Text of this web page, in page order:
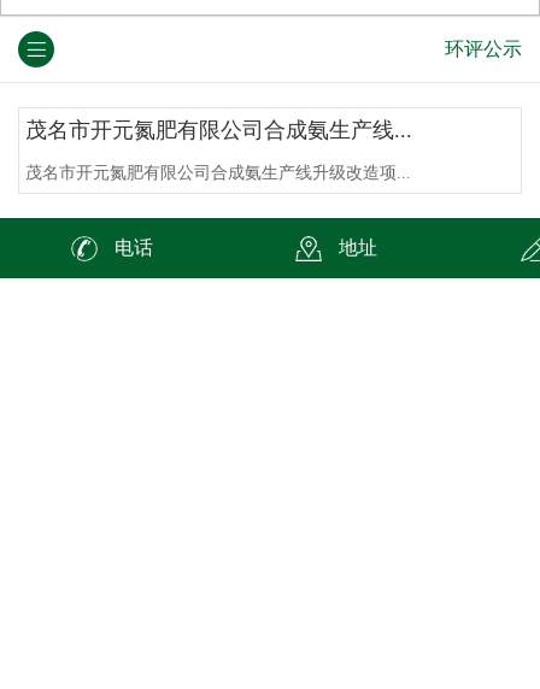
环评公示
茂名市开元氮肥有限公司合成氨生产线...
茂名市开元氮肥有限公司合成氨生产线升级改造项...
包装印刷企业废水处理的总体思路是怎...
在包装印刷企业中，纸张、油墨、版材、胶片、润...
电话 地址